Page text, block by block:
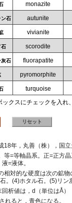
monazite
ン石 autunite
vivianite
石 scorodite
灰石 fluorapatite
pyromorphite
turquoise
ックスにチェックを入れ
年，丸善（株），国立
=等軸晶系。正=正方
=液体。
相対的な硬度は次の鉱
。(4)ホタル石。(5)リン
析値は，d（単位はÅ）
れると，青色になる。